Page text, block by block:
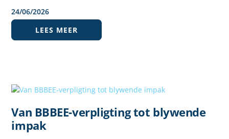
24/06/2026
LEES MEER
Van BBBEE-verpligting tot blywende
impak